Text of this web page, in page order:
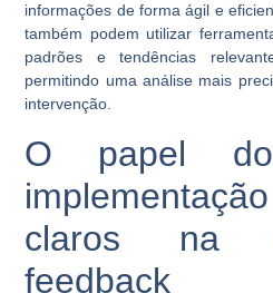
informações de forma ágil e
também podem utilizar
padrões e tendências
permitindo uma análise mais
intervenção.
O papel
claros na
feedback